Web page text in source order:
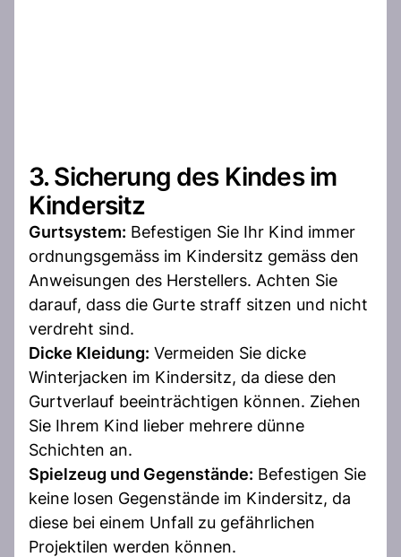
3. Sicherung des Kindes im
Kindersitz
Gurtsystem: Befestigen Sie Ihr Kind immer
ordnungsgemäss im Kindersitz gemäss den
Anweisungen des Herstellers. Achten Sie
darauf, dass die Gurte straff sitzen und nicht
verdreht sind.
Dicke Kleidung: Vermeiden Sie dicke
Winterjacken im Kindersitz, da diese den
Gurtverlauf beeinträchtigen können. Ziehen
Sie Ihrem Kind lieber mehrere dünne
Schichten an.
Spielzeug und Gegenstände: Befestigen Sie
keine losen Gegenstände im Kindersitz, da
diese bei einem Unfall zu gefährlichen
Projektilen werden können.